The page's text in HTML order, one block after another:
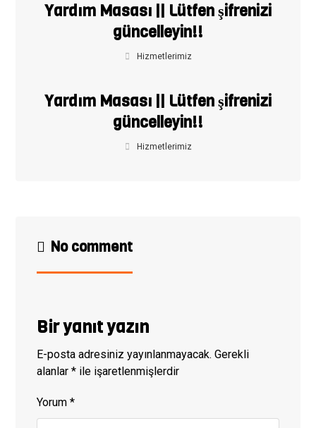
Yardım Masası || Lütfen şifrenizi
güncelleyin!!
Hizmetlerimiz
Yardım Masası || Lütfen şifrenizi
güncelleyin!!
Hizmetlerimiz
No comment
Bir yanıt yazın
E-posta adresiniz yayınlanmayacak. Gerekli
alanlar* ile işaretlenmişlerdir
Yorum*